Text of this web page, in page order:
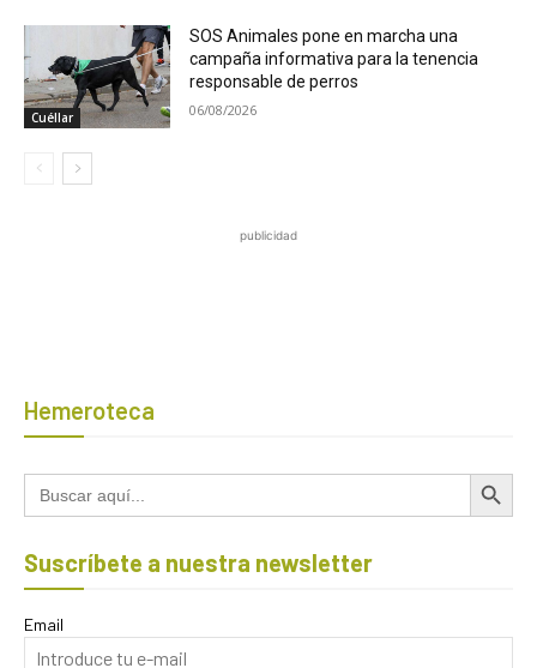
Cuéllar
SOS Animales pone en marcha una
campaña informativa para la tenencia
responsable de perros
06/08/2026
publicidad
Hemeroteca
Buscar: Botón de
Suscríbete a nuestra newsletter
Email